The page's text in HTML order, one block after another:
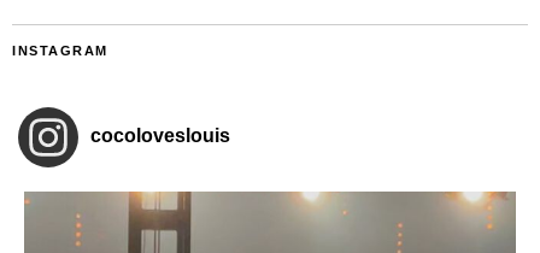
INSTAGRAM
cocoloveslouis